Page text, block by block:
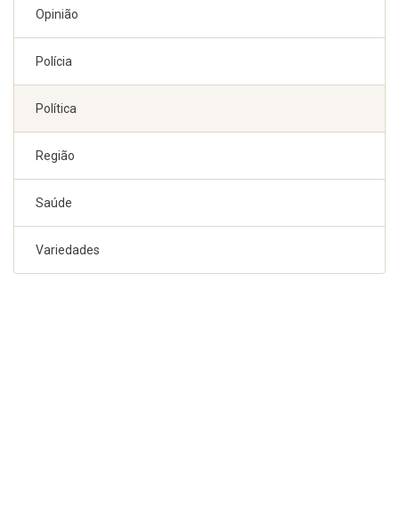
Opinião
Polícia
Política
Região
Saúde
Variedades